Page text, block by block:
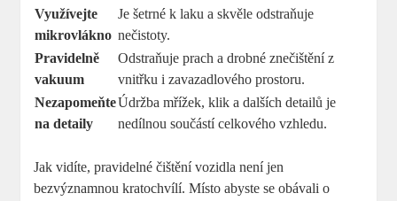
Využívejte
mikrovlákno
Je šetrné k laku a skvěle odstraňuje
nečistoty.
Pravidelně
vakuum
Odstraňuje prach a drobné znečištění z
vnitřku i zavazadlového prostoru.
Nezapomeňte
na detaily
Údržba mřížek, klik a dalších detailů je
nedílnou součástí celkového vzhledu.
Jak vidíte, pravidelné čištění vozidla není jen
bezvýznamnou kratochvílí. Místo abyste se obávali o